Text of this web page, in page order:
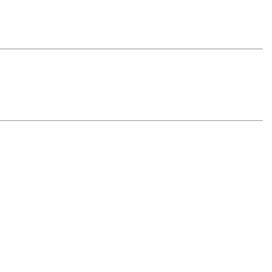
Vipps, Klarna och Google Pay.
debiteras kortet/fakturan.